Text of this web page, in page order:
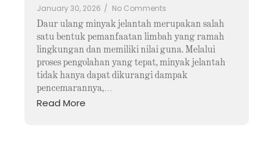
January 30, 2026 / No Comments
Daur ulang minyak jelantah merupakan salah
satu bentuk pemanfaatan limbah yang ramah
lingkungan dan memiliki nilai guna. Melalui
proses pengolahan yang tepat, minyak jelantah
tidak hanya dapat dikurangi dampak
pencemarannya,…
Read More